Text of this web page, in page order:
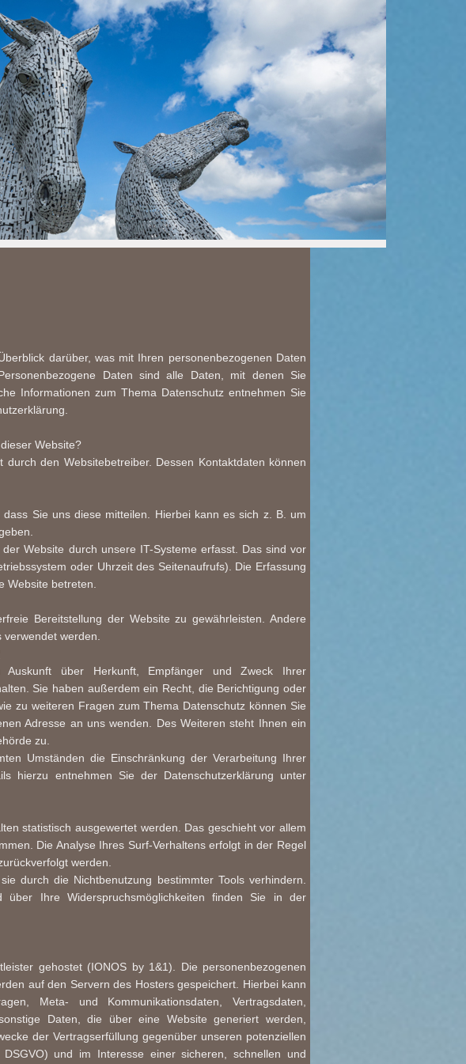
darüber, was mit Ihren personenbezogenen Daten
Daten sind alle Daten, mit denen Sie
Informationen zum Thema Datenschutz entnehmen Sie
Website?
den Websitebetreiber. Dessen Kontaktdaten können
Sie uns diese mitteilen. Hierbei kann es sich z. B. um
Website durch unsere IT-Systeme erfasst. Das sind vor
oder Uhrzeit des Seitenaufrufs). Die Erfassung
Website betreten.
Bereitstellung der Website zu gewährleisten. Andere
werden.
über Herkunft, Empfänger und Zweck Ihrer
Sie haben außerdem ein Recht, die Berichtigung oder
zu weiteren Fragen zum Thema Datenschutz können Sie
Adresse an uns wenden. Des Weiteren steht Ihnen ein
zu.
Umständen die Einschränkung der Verarbeitung Ihrer
hierzu entnehmen Sie der Datenschutzerklärung unter
statistisch ausgewertet werden. Das geschieht vor allem
Die Analyse Ihres Surf-Verhaltens erfolgt in der Regel
werden.
durch die Nichtbenutzung bestimmter Tools verhindern.
über Ihre Widerspruchsmöglichkeiten finden Sie in der
gehostet (IONOS by 1&1). Die personenbezogenen
auf den Servern des Hosters gespeichert. Hierbei kann
Meta- und Kommunikationsdaten, Vertragsdaten,
Daten, die über eine Website generiert werden,
der Vertragserfüllung gegenüber unseren potenziellen
und im Interesse einer sicheren, schnellen und